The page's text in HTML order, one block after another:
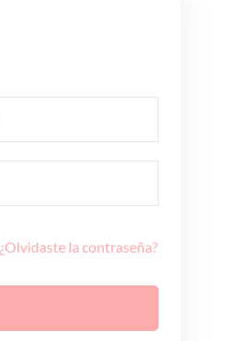
¿Olvidaste la contraseña?